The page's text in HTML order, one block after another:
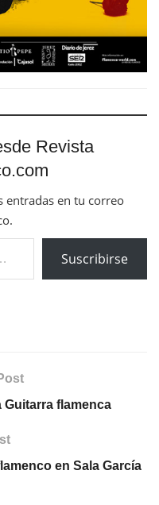
Revista
entradas en tu correo
Suscribirse
Guitarra flamenca
en Sala García